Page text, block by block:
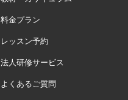
料金プラン
レッスン予約
法人研修サービス
よくあるご質問